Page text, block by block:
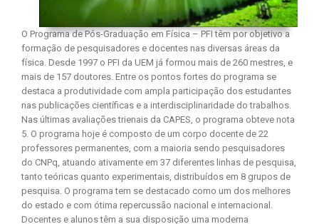
O Programa de Pós-Graduação em Física – PFI têm por objetivo a
formação de pesquisadores e docentes nas diversas áreas da
física. Desde 1997 o PFI da UEM já formou mais de 260 mestres, e
mais de 157 doutores. Entre os pontos fortes do programa se
destaca a produtividade com ampla participação dos estudantes
nas publicações científicas e a interdisciplinaridade do trabalhos.
Nas últimas avaliações trienais da CAPES, o programa obteve nota
5. O programa hoje é composto de um corpo docente de 22
professores permanentes, com a maioria sendo pesquisadores
do CNPq, atuando ativamente em 37 diferentes linhas de pesquisa,
tanto teóricas quanto experimentais, distribuídos em 8 grupos de
pesquisa. O programa tem se destacado como um dos melhores
do estado e com ótima repercussão nacional e internacional.
Docentes e alunos têm a sua disposição uma moderna